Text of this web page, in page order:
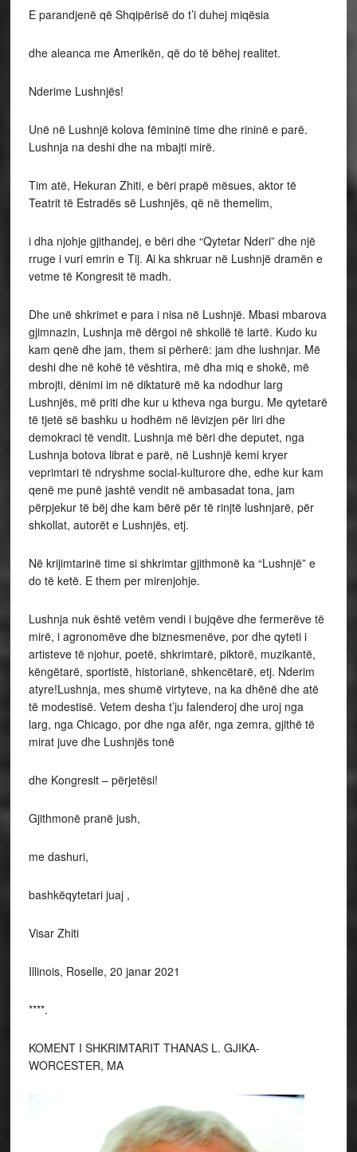
E parandjenë që Shqipërisë do t’i duhej miqësia
dhe aleanca me Amerikën, që do të bëhej realitet.
Nderime Lushnjës!
Unë në Lushnjë kolova fëmininë time dhe rininë e parë.
Lushnja na deshi dhe na mbajti mirë.
Tim atë, Hekuran Zhiti, e bëri prapë mësues, aktor të
Teatrit të Estradës së Lushnjës, që në themelim,
i dha njohje gjithandej, e bëri dhe “Qytetar Nderi” dhe një
rruge i vuri emrin e Tij. Ai ka shkruar në Lushnjë dramën e
vetme të Kongresit të madh.
Dhe unë shkrimet e para i nisa në Lushnjë. Mbasi mbarova
gjimnazin, Lushnja më dërgoi në shkollë të lartë. Kudo ku
kam qenë dhe jam, them si përherë: jam dhe lushnjar. Më
deshi dhe në kohë të vështira, më dha miq e shokë, më
mbrojti, dënimi im në diktaturë më ka ndodhur larg
Lushnjës, më priti dhe kur u ktheva nga burgu. Me qytetarë
të tjetë së bashku u hodhëm në lëvizjen për liri dhe
demokraci të vendit. Lushnja më bëri dhe deputet, nga
Lushnja botova librat e parë, në Lushnjë kemi kryer
veprimtari të ndryshme social-kulturore dhe, edhe kur kam
qenë me punë jashtë vendit në ambasadat tona, jam
përpjekur të bëj dhe kam bërë për të rinjtë lushnjarë, për
shkollat, autorët e Lushnjës, etj.
Në krijimtarinë time si shkrimtar gjithmonë ka “Lushnjë” e
do të ketë. E them per mirenjohje.
Lushnja nuk është vetëm vendi i bujqëve dhe fermerëve të
mirë, i agronomëve dhe biznesmenëve, por dhe qyteti i
artisteve të njohur, poetë, shkrimtarë, piktorë, muzikantë,
këngëtarë, sportistë, historianë, shkencëtarë, etj. Nderim
atyre!Lushnja, mes shumë virtyteve, na ka dhënë dhe atë
të modestisë. Vetem desha t’ju falenderoj dhe uroj nga
larg, nga Chicago, por dhe nga afër, nga zemra, gjithë të
mirat juve dhe Lushnjës tonë
dhe Kongresit – përjetësi!
Gjithmonë pranë jush,
me dashuri,
bashkëqytetari juaj ,
Visar Zhiti
Illinois, Roselle, 20 janar 2021
****.
KOMENT I SHKRIMTARIT THANAS L. GJIKA-
WORCESTER, MA